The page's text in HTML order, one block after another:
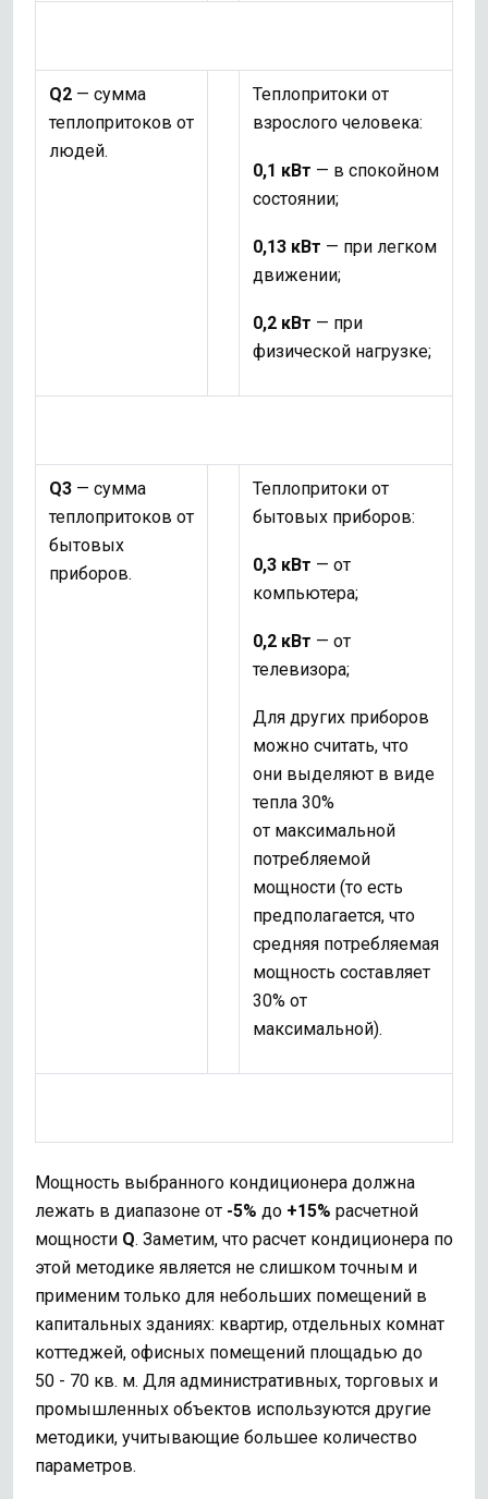
Q2 — сумма
теплопритоков от
людей.
Теплопритоки от
взрослого человека:
0,1 кВт — в спокойном
состоянии;
0,13 кВт — при легком
движении;
0,2 кВт — при
физической нагрузке;
Q3 — сумма
теплопритоков от
бытовых
приборов.
Теплопритоки от
бытовых приборов:
0,3 кВт — от
компьютера;
0,2 кВт — от
телевизора;
Для других приборов
можно считать, что
они выделяют в виде
тепла 30%
от максимальной
потребляемой
мощности (то есть
предполагается, что
средняя потребляемая
мощность составляет
30% от
максимальной).
Мощность выбранного кондиционера должна
лежать в диапазоне от -5% до +15% расчетной
мощности Q. Заметим, что расчет кондиционера по
этой методике является не слишком точным и
применим только для небольших помещений в
капитальных зданиях: квартир, отдельных комнат
коттеджей, офисных помещений площадью до
50 - 70 кв. м. Для административных, торговых и
промышленных объектов используются другие
методики, учитывающие большее количество
параметров.